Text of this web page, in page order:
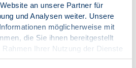
an unsere Partner für
und Analysen weiter. Unsere
möglicherweise mit
die Sie ihnen bereitgestellt
Ihrer Nutzung der Dienste
mittels Online-Plattformen und
Fake News, Ausbau pädagogisch-
digitaler Angebote, Ausbau